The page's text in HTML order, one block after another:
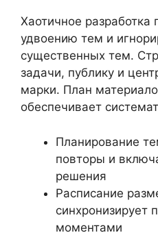
Хаотичное разработка
удвоению тем и
существенных тем.
задачи, публику и
марки. План
обеспечивает
Планирование
повторы и
решения
Расписание
синхронизирует
моментами